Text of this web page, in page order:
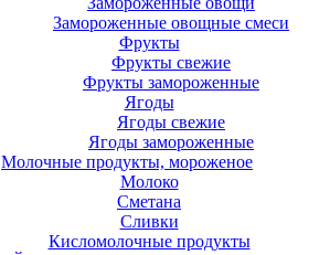
Замороженные овощные смеси
Фрукты
Фрукты свежие
Фрукты замороженные
Ягоды
Ягоды свежие
Ягоды замороженные
Молочные продукты, мороженое
Молоко
Сметана
Сливки
Кисломолочные продукты